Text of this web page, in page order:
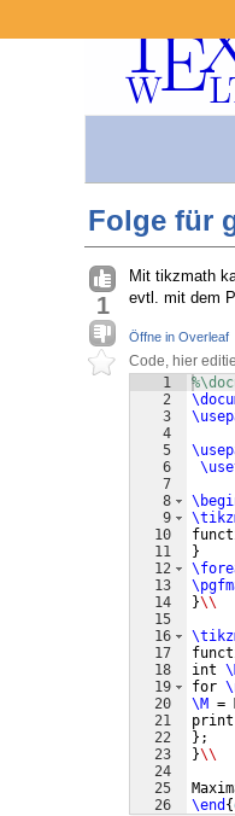
Folge für
1
Mit tikzmath
evtl. mit dem
Öffne in Overleaf
Code, hier
1
2
3
4
5
6
7
8
9
10
11
12
13
14
15
16
17
18
19
20
21
22
23
24
25
26
}
}\\
int
for
\M =
print
} ;
}\\
\end {